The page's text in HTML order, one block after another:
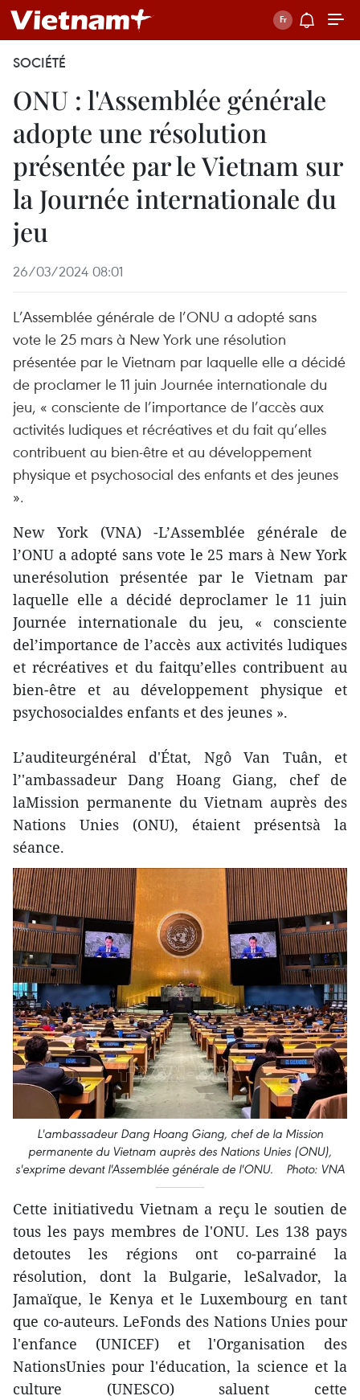
SOCIÉTÉ
ONU : l'Assemblée générale
adopte une résolution
présentée par le Vietnam sur
la Journée internationale du
jeu
26/03/2024 08:01
L’Assemblée générale de l’ONU a adopté sans
vote le 25 mars à New York une résolution
présentée par le Vietnam par laquelle elle a décidé
de proclamer le 11 juin Journée internationale du
jeu, « consciente de l’importance de l’accès aux
activités ludiques et récréatives et du fait qu’elles
contribuent au bien-être et au développement
physique et psychosocial des enfants et des jeunes
».
New York (VNA) -L’Assemblée générale de
l’ONU a adopté sans vote le 25 mars à New York
unerésolution présentée par le Vietnam par
laquelle elle a décidé deproclamer le 11 juin
Journée internationale du jeu, « consciente
del’importance de l’accès aux activités ludiques
et récréatives et du faitqu’elles contribuent au
bien-être et au développement physique et
psychosocialdes enfants et des jeunes ».
L’auditeurgénéral d'État, Ngô Van Tuân, et
l’'ambassadeur Dang Hoang Giang, chef de
laMission permanente du Vietnam auprès des
Nations Unies (ONU), étaient présentsà la
séance.
L'ambassadeur Dang Hoang Giang, chef de la Mission
permanente du Vietnam auprès des Nations Unies (ONU),
s'exprime devant l'Assemblée générale de l'ONU. Photo: VNA
Cette initiativedu Vietnam a reçu le soutien de
tous les pays membres de l'ONU. Les 138 pays
detoutes les régions ont co-parrainé la
résolution, dont la Bulgarie, leSalvador, la
Jamaïque, le Kenya et le Luxembourg en tant
que co-auteurs. LeFonds des Nations Unies pour
l'enfance (UNICEF) et l'Organisation des
NationsUnies pour l'éducation, la science et la
culture (UNESCO) saluent cette